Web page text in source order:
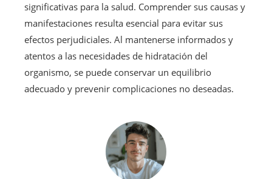
significativas para la salud. Comprender sus causas y
manifestaciones resulta esencial para evitar sus
efectos perjudiciales. Al mantenerse informados y
atentos a las necesidades de hidratación del
organismo, se puede conservar un equilibrio
adecuado y prevenir complicaciones no deseadas.